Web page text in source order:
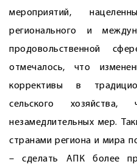
мероприятий,
регионального и
продовольственной
отмечалось, что
коррективы в
сельского
незамедлительных мер.
странами региона и мира
– сделать АПК более